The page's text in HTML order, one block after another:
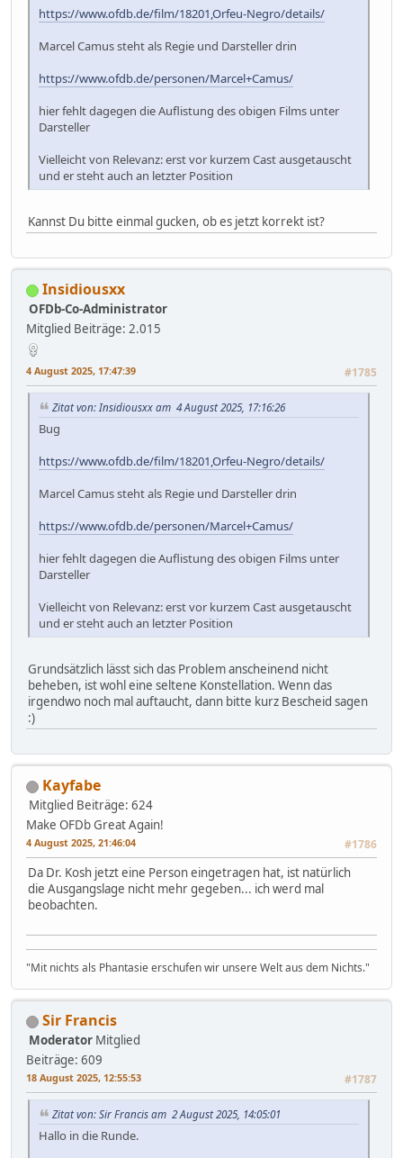
https://www.ofdb.de/film/18201,Orfeu-Negro/details/
Marcel Camus steht als Regie und Darsteller drin
https://www.ofdb.de/personen/Marcel+Camus/
hier fehlt dagegen die Auflistung des obigen Films unter
Darsteller
Vielleicht von Relevanz: erst vor kurzem Cast ausgetauscht
und er steht auch an letzter Position
Kannst Du bitte einmal gucken, ob es jetzt korrekt ist?
Insidiousxx
OFDb-Co-Administrator
Mitglied Beiträge: 2.015
4 August 2025, 17:47:39 #1785
Zitat von: Insidiousxx am 4 August 2025, 17:16:26
Bug
https://www.ofdb.de/film/18201,Orfeu-Negro/details/
Marcel Camus steht als Regie und Darsteller drin
https://www.ofdb.de/personen/Marcel+Camus/
hier fehlt dagegen die Auflistung des obigen Films unter
Darsteller
Vielleicht von Relevanz: erst vor kurzem Cast ausgetauscht
und er steht auch an letzter Position
Grundsätzlich lässt sich das Problem anscheinend nicht
beheben, ist wohl eine seltene Konstellation. Wenn das
irgendwo noch mal auftaucht, dann bitte kurz Bescheid sagen
:)
Kayfabe
Mitglied Beiträge: 624
Make OFDb Great Again!
4 August 2025, 21:46:04 #1786
Da Dr. Kosh jetzt eine Person eingetragen hat, ist natürlich
die Ausgangslage nicht mehr gegeben... ich werd mal
beobachten.
"Mit nichts als Phantasie erschufen wir unsere Welt aus dem Nichts."
Sir Francis
Moderator Mitglied
Beiträge: 609
18 August 2025, 12:55:53 #1787
Zitat von: Sir Francis am 2 August 2025, 14:05:01
Hallo in die Runde.